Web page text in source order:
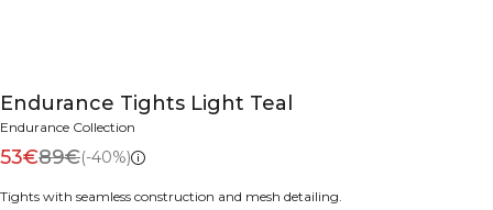
Endurance Tights Light Teal
Endurance Collection
53€89€(-40%)
Tights with seamless construction and mesh detailing.